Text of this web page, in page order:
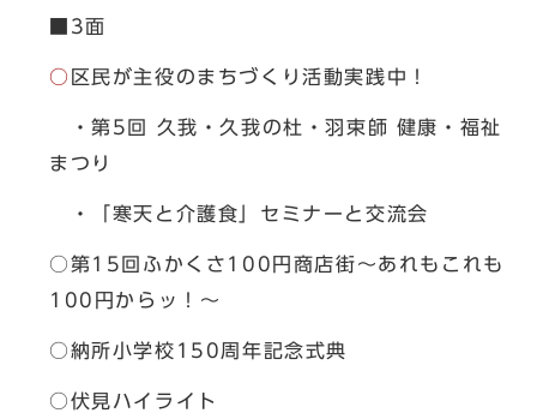
■3面
○ 区民が主役のまちづくり活動実践中！
・第5回 久我・久我の杜・羽束師 健康・福祉
まつり
・「寒天と介護食」セミナーと交流会
○第15回ふかくさ100円商店街～あれもこれも
100円からッ！～
○納所小学校150周年記念式典
○伏見ハイライト